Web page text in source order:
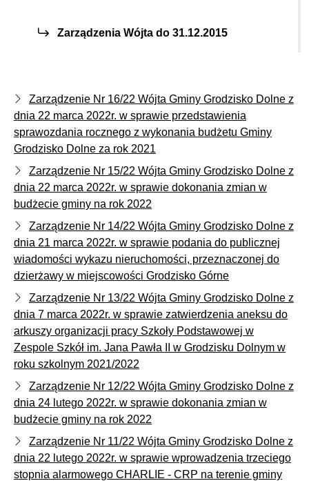
Zarządzenia Wójta do 31.12.2015
Zarządzenie Nr 16/22 Wójta Gminy Grodzisko Dolne z
dnia 22 marca 2022r. w sprawie przedstawienia
sprawozdania rocznego z wykonania budżetu Gminy
Grodzisko Dolne za rok 2021
Zarządzenie Nr 15/22 Wójta Gminy Grodzisko Dolne z
dnia 22 marca 2022r. w sprawie dokonania zmian w
budżecie gminy na rok 2022
Zarządzenie Nr 14/22 Wójta Gminy Grodzisko Dolne z
dnia 21 marca 2022r. w sprawie podania do publicznej
wiadomości wykazu nieruchomości, przeznaczonej do
dzierżawy w miejscowości Grodzisko Górne
Zarządzenie Nr 13/22 Wójta Gminy Grodzisko Dolne z
dnia 7 marca 2022r. w sprawie zatwierdzenia aneksu do
arkuszy organizacji pracy Szkoły Podstawowej w
Zespole Szkół im. Jana Pawła II w Grodzisku Dolnym w
roku szkolnym 2021/2022
Zarządzenie Nr 12/22 Wójta Gminy Grodzisko Dolne z
dnia 24 lutego 2022r. w sprawie dokonania zmian w
budżecie gminy na rok 2022
Zarządzenie Nr 11/22 Wójta Gminy Grodzisko Dolne z
dnia 22 lutego 2022r. w sprawie wprowadzenia trzeciego
stopnia alarmowego CHARLIE - CRP na terenie gminy